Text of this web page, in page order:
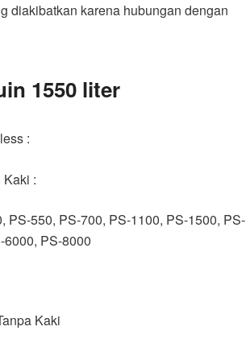
diakibatkan karena hubungan dengan
1550 liter
:
:
PS-550, PS-700, PS-1100, PS-1500, PS-
PS-8000
Kaki